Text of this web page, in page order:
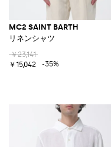
MC2 SAINT BARTH
リネンシャツ
￥23,141
￥15,042
-35%